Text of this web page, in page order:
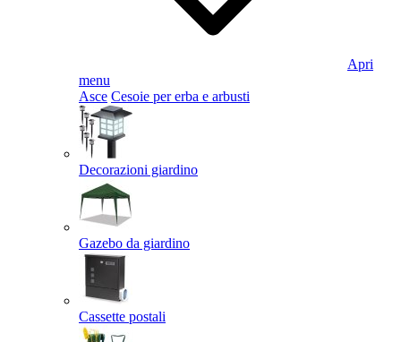
Apri
menu
Asce Cesoie per erba e arbusti
Decorazioni giardino
Gazebo da giardino
Cassette postali